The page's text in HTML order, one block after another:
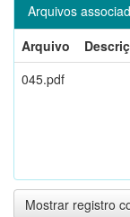
Arquivos
Arquivo
045.pdf
Mostrar registro